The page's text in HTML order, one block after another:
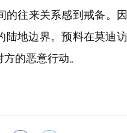
的往来关系感到戒备。
陆地边界。预料在莫迪
的恶意行动。